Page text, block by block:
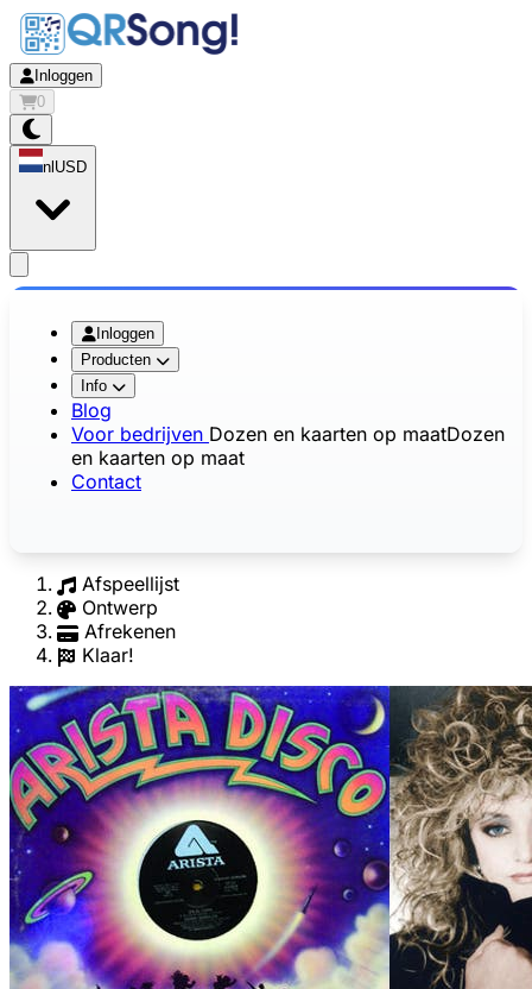
Inloggen
0
nl USD
Inloggen
Producten
Info
Blog
Voor bedrijven Dozen en kaarten op maatDozen
en kaarten op maat
Contact
Afspeellijst
Ontwerp
Afrekenen
Klaar!